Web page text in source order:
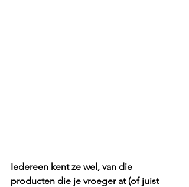
Iedereen kent ze wel, van die
producten die je vroeger at (of juist